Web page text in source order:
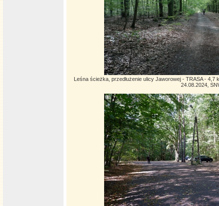
Leśna ścieżka, przedłużenie ulicy Jaworowej - TRASA - 4,7
24.08.2024,